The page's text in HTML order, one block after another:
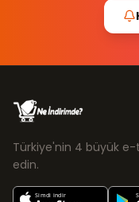
Türkiye'nin 4 büyük
edin.